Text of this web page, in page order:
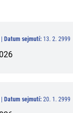
Datum sejmutí: 13. 2. 2999
Datum sejmutí: 20. 1. 2999